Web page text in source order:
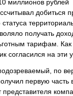
миллионов рублей
добиться
получать
тарифам. Как
согласился на эти
по
первую часть